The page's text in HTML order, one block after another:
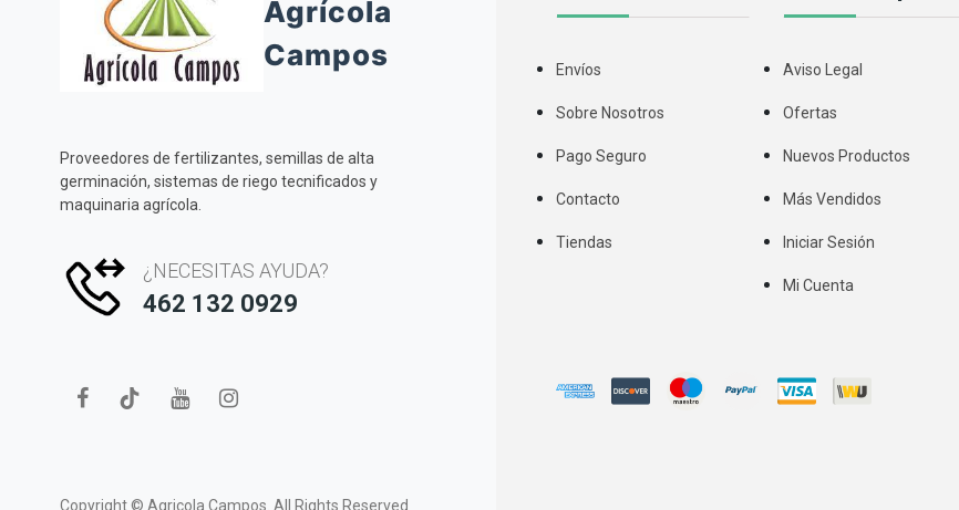
Agrícola
Campos
Proveedores de fertilizantes, semillas de alta
germinación, sistemas de riego tecnificados y
maquinaria agrícola.
¿NECESITAS AYUDA?
462 132 0929
Copyright © Agricola Campos. All Rights Reserved
Envíos
Sobre Nosotros
Pago Seguro
Contacto
Tiendas
Aviso Legal
Ofertas
Nuevos Productos
Más Vendidos
Iniciar Sesión
Mi Cuenta